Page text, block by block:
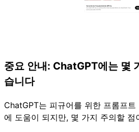
중요 안내: ChatGPT에는 몇
습니다
ChatGPT는 피규어를 위한 프롬프
에 도움이 되지만, 몇 가지 주의할 점